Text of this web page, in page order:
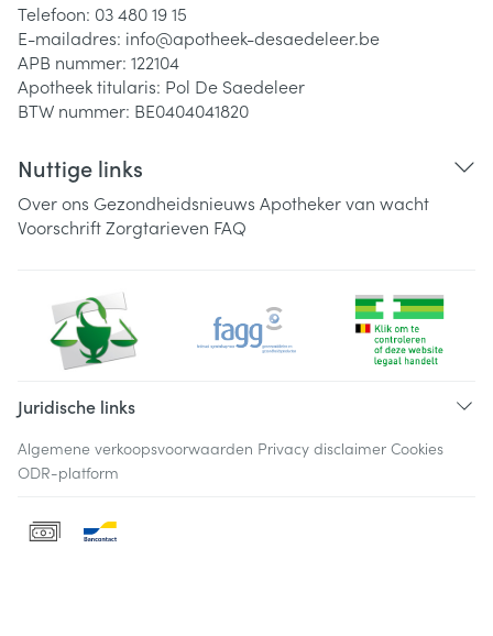
Telefoon: 03 480 19 15
E-mailadres: info@apotheek-desaedeleer.be
APB nummer: 122104
Apotheek titularis: Pol De Saedeleer
BTW nummer: BE0404041820
Nuttige links
Over ons Gezondheidsnieuws Apotheker van wacht
VoorschriftZorgtarieven FAQ
Juridische links
Algemene verkoopsvoorwaarden Privacy disclaimer Cookies
ODR-platform